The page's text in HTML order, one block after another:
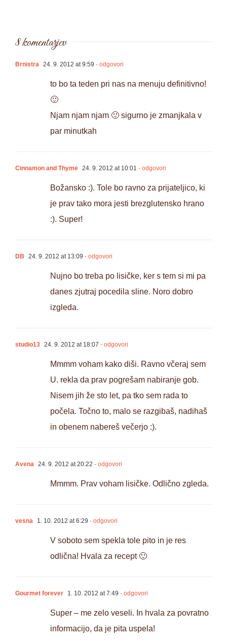
8 komentarjev
Brnistra 24. 9. 2012 at 9:59 - odgovori
to bo ta teden pri nas na menuju definitivno!
🙂
Njam njam njam 🙂 sigurno je zmanjkala v
par minutkah
Cinnamon and Thyme 24. 9. 2012 at 10:01 - odgovori
Božansko :). Tole bo ravno za prijateljico, ki
je prav tako mora jesti brezglutensko hrano
:). Super!
DB 24. 9. 2012 at 13:09 - odgovori
Nujno bo treba po lisičke, ker s tem si mi pa
danes zjutraj pocedila sline. Noro dobro
izgleda.
studio13 24. 9. 2012 at 18:07 - odgovori
Mmmm voham kako diši. Ravno včeraj sem
U. rekla da prav pogrešam nabiranje gob.
Nisem jih že sto let, pa tko sem rada to
počela. Točno to, malo se razgibaš, nadihaš
in obenem nabereš večerjo :).
Avena 24. 9. 2012 at 20:22 - odgovori
Mmmm. Prav voham lisičke. Odlično zgleda.
vesna 1. 10. 2012 at 6:29 - odgovori
V soboto sem spekla tole pito in je res
odlična! Hvala za recept 🙂
Gourmet forever 1. 10. 2012 at 7:49 - odgovori
Super – me zelo veseli. In hvala za povratno
informacijo, da je pita uspela!